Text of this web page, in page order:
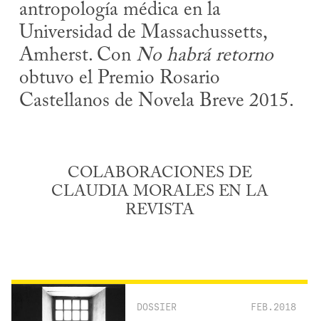
antropología médica en la
Universidad de Massachussetts,
Amherst. Con No habrá retorno
obtuvo el Premio Rosario
Castellanos de Novela Breve 2015.
COLABORACIONES DE
CLAUDIA MORALES EN LA
REVISTA
DOSSIER FEB.2018